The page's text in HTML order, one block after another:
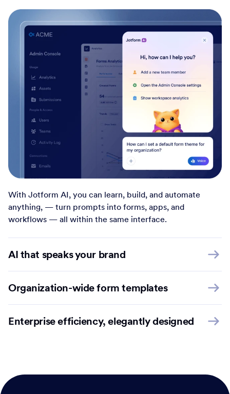
With Jotform AI, you can learn, build, and automate
anything, — turn prompts into forms, apps, and
workflows — all within the same interface.
AI that speaks your brand
Organization-wide form templates
Enterprise efficiency, elegantly designed